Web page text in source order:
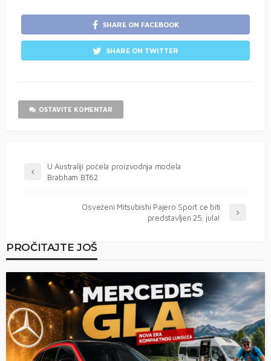
SHARE ON FACEBOOK
SHARE ON TWITTER
OSTAVITE KOMENTAR
U Australiji počela proizvodnja modela
Brabham BT62
Osveženi Mitsubishi Pajero Sport će biti
predstavljen 25. jula!
PROČITAJTE JOŠ